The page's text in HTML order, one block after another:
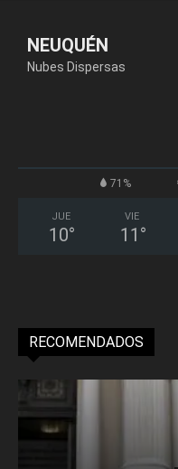
NEUQUÉN
Nubes Dispersas
71%
JUE
10°
VIE
11 °
RECOMENDADOS